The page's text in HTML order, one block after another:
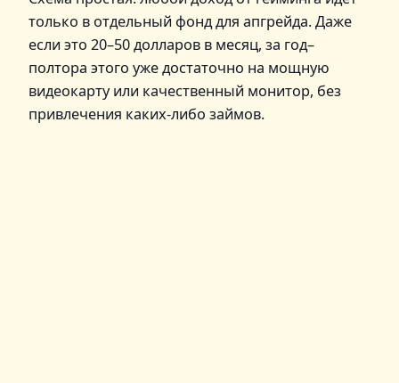
только в отдельный фонд для апгрейда. Даже
если это 20–50 долларов в месяц, за год–
полтора этого уже достаточно на мощную
видеокарту или качественный монитор, без
привлечения каких-либо займов.